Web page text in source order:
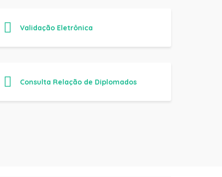
Validação Eletrônica
Consulta Relação de Diplomados